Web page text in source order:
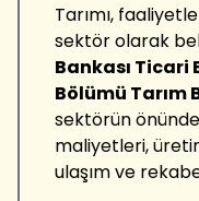
Tarımı,
sektör olarak
Bankası Ticari
Bölümü Tarım
sektörün
maliyetleri,
ulaşım ve